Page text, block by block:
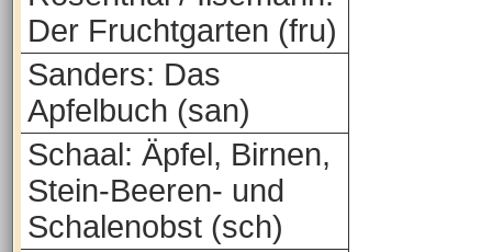
Der Fruchtgarten (fru)
Sanders: Das
Apfelbuch (san)
Schaal: Äpfel, Birnen,
Stein-Beeren- und
Schalenobst (sch)